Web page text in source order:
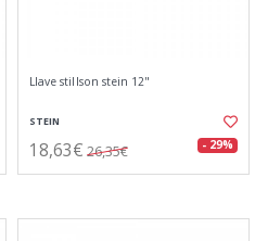
Llave stillson stein 12"
STEIN
18,63€ 26,35€ - 29%